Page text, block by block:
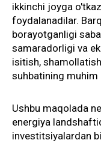
ikkinchi joyga
foydalanadilar.
borayotganligi
samaradorligi va
isitish,
suhbatining
Ushbu maqolada
energiya
investitsiyalardan